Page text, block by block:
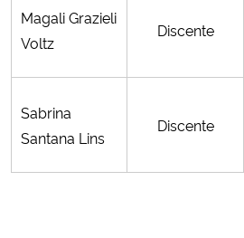
Magali Grazieli
Voltz
Discente
Sabrina
Santana Lins
Discente